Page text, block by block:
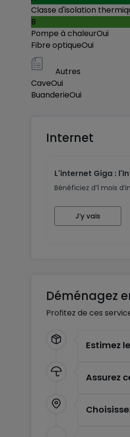
Classe d'isolation
B
Pompe à chaleurOui
Fibre optiqueOui
Autres
CaveOui
BuanderieOui
Internet
L'internet Giga :
Bénéficiez d’1 mois
J’y vais
Déménagez
Profitez de ces
Estimez
Assurez